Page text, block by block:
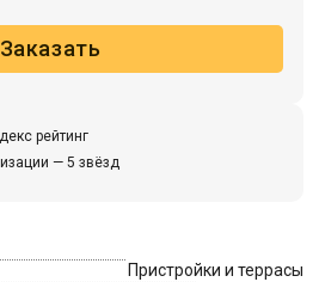
Пристройки и террасы
Заказать